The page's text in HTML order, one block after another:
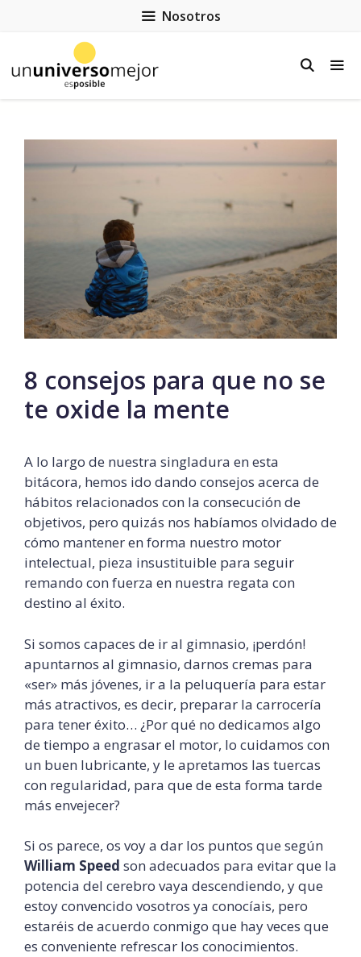
Nosotros
8 consejos para que no se
te oxide la mente
A lo largo de nuestra singladura en esta
bitácora, hemos ido dando consejos acerca de
hábitos relacionados con la consecución de
objetivos, pero quizás nos habíamos olvidado de
cómo mantener en forma nuestro motor
intelectual, pieza insustituible para seguir
remando con fuerza en nuestra regata con
destino al éxito.
Si somos capaces de ir al gimnasio, ¡perdón!
apuntarnos al gimnasio, darnos cremas para
«ser» más jóvenes, ir a la peluquería para estar
más atractivos, es decir, preparar la carrocería
para tener éxito… ¿Por qué no dedicamos algo
de tiempo a engrasar el motor, lo cuidamos con
un buen lubricante, y le apretamos las tuercas
con regularidad, para que de esta forma tarde
más envejecer?
Si os parece, os voy a dar los puntos que según
William Speed son adecuados para evitar que la
potencia del cerebro vaya descendiendo, y que
estoy convencido vosotros ya conocíais, pero
estaréis de acuerdo conmigo que hay veces que
es conveniente refrescar los conocimientos.